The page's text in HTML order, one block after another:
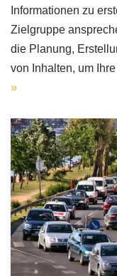
Informationen zu
Zielgruppe
die Planung,
von Inhalten, um
»